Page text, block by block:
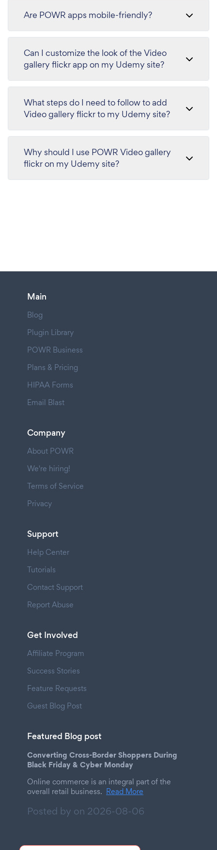
Are POWR apps mobile-friendly?
Can I customize the look of the Video
gallery flickr app on my Udemy site?
What steps do I need to follow to add
Video gallery flickr to my Udemy site?
Why should I use POWR Video gallery
flickr on my Udemy site?
Main
Blog
Plugin Library
POWR Business
Plans & Pricing
HIPAA Forms
Email Blast
Company
About POWR
We're hiring!
Terms of Service
Privacy
Support
Help Center
Tutorials
Contact Support
Report Abuse
Get Involved
Affiliate Program
Success Stories
Feature Requests
Guest Blog Post
Featured Blog post
Converting Cross-Border Shoppers During
Black Friday & Cyber Monday
Online commerce is an integral part of the
overall retail business. Read More
Posted by on 2026-08-06